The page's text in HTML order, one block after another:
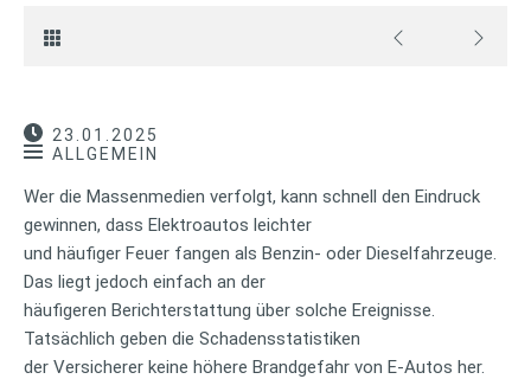
23.01.2025
ALLGEMEIN
Wer die Massenmedien verfolgt, kann schnell den Eindruck
gewinnen, dass Elektroautos leichter
und häufiger Feuer fangen als Benzin- oder Dieselfahrzeuge.
Das liegt jedoch einfach an der
häufigeren Berichterstattung über solche Ereignisse.
Tatsächlich geben die Schadensstatistiken
der Versicherer keine höhere Brandgefahr von E-Autos her.